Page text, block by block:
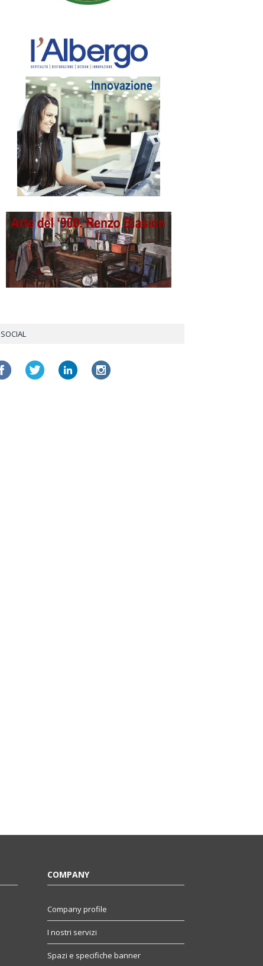
SOCIAL
COMPANY
Company profile
I nostri servizi
Spazi e specifiche banner